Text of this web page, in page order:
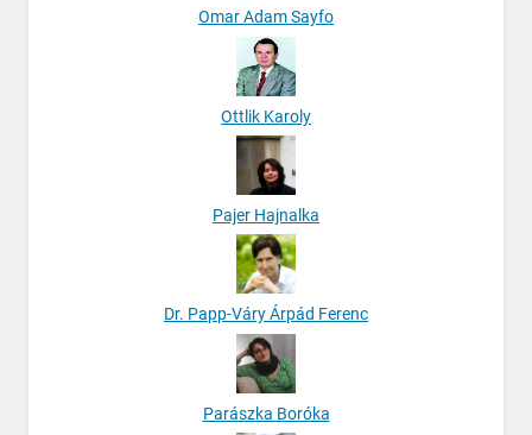
Omar Adam Sayfo
Ottlik Karoly
Pajer Hajnalka
Dr. Papp-Váry Árpád Ferenc
Parászka Boróka